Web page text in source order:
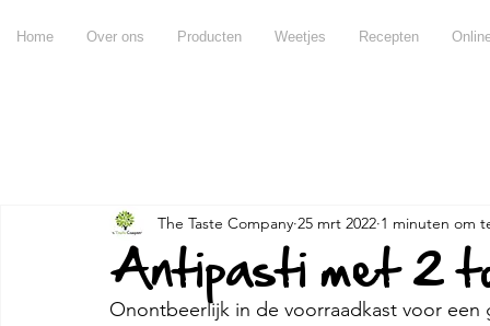
Home Over ons Producten Weetjes Recepten
Over olijfolie Over azijn Over balsamico
Pujje Ontbijt Hapjes Tips &
Antipasti met 2
The Taste Company 25 mrt 2022 1 minuten om
Onontbeerlijk in de voorraadkast voor